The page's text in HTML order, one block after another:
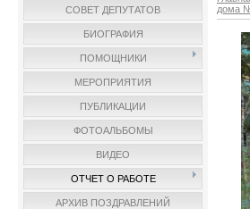
СОВЕТ ДЕПУТАТОВ
БИОГРАФИЯ
ПОМОЩНИКИ
МЕРОПРИЯТИЯ
ПУБЛИКАЦИИ
ФОТОАЛЬБОМЫ
ВИДЕО
ОТЧЕТ О РАБОТЕ
АРХИВ ПОЗДРАВЛЕНИЙ
дома